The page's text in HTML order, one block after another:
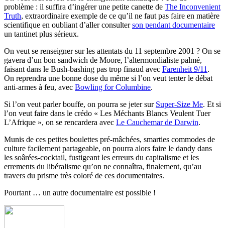
problème : il suffira d’ingérer une petite canette de The Inconvenient
Truth, extraordinaire exemple de ce qu’il ne faut pas faire en matière
scientifique en oubliant d’aller consulterson pendant documentaire
un tantinet plus sérieux.
On veut se renseigner sur les attentats du 11 septembre 2001 ? On se
gavera d’un bon sandwich de Moore, l’altermondialiste palmé,
faisant dans le Bush-bashing pas trop finaud avec Farenheit 9/11 .
On reprendra une bonne dose du même si l’on veut tenter le débat
anti-armes à feu, avec Bowling for Columbine.
Si l’on veut parler bouffe, on pourra se jeter sur Super-Size Me. Et si
l’on veut faire dans le crédo « Les Méchants Blancs Veulent Tuer
L’Afrique », on se rencardera avec Le Cauchemar de Darwin.
Munis de ces petites boulettes pré-mâchées, smarties commodes de
culture facilement partageable, on pourra alors faire le dandy dans
les soârées-cocktail, fustigeant les erreurs du capitalisme et les
errements du libéralisme qu’on ne connaîtra, finalement, qu’au
travers du prisme très coloré de ces documentaires.
Pourtant … un autre documentaire est possible !